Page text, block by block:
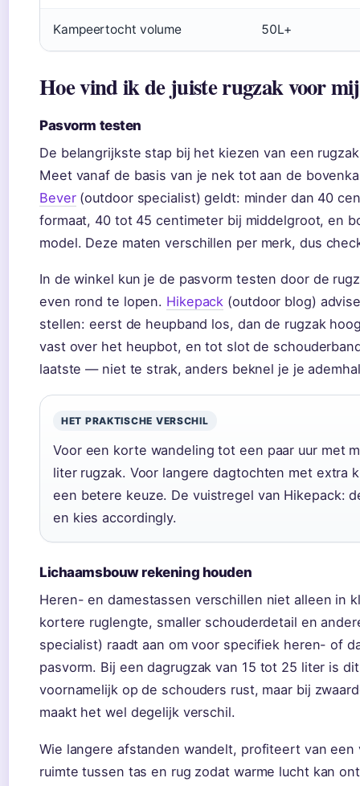
Kampeertocht volume 50L+
Hoe vind ik de juiste rugzak voor
Pasvorm testen
De belangrijkste stap bij het kiezen van een
Meet vanaf de basis van je nek tot aan de
Bever(outdoor specialist) geldt: minder dan 40
formaat, 40 tot 45 centimeter bij middelgroot, en
model. Deze maten verschillen per merk, dus
In de winkel kun je de pasvorm testen door de
even rond te lopen. Hikepack (outdoor blog)
stellen: eerst de heupband los, dan de rugzak
vast over het heupbot, en tot slot de
laatste — niet te strak, anders beknel je je
HET PRAKTISCHE VERSCHIL
Voor een korte wandeling tot een paar uur met
liter rugzak. Voor langere dagtochten met extra
een betere keuze. De vuistregel van Hikepack:
en kies accordingly.
Lichaamsbouw rekening houden
Heren- en damestassen verschillen niet alleen in
kortere ruglengte, smaller schouderdetail en
specialist) raadt aan om voor specifiek heren- of
pasvorm. Bij een dagrugzak van 15 tot 25 liter is
voornamelijk op de schouders rust, maar bij
maakt het wel degelijk verschil.
Wie langere afstanden wandelt, profiteert van
ruimte tussen tas en rug zodat warme lucht kan